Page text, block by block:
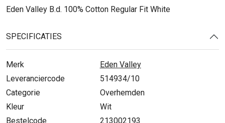
Eden Valley B.d. 100% Cotton Regular Fit White
SPECIFICATIES
Merk
Eden Valley
Leveranciercode
514934/10
Categorie
Overhemden
Kleur
Wit
Bestelcode
213002193